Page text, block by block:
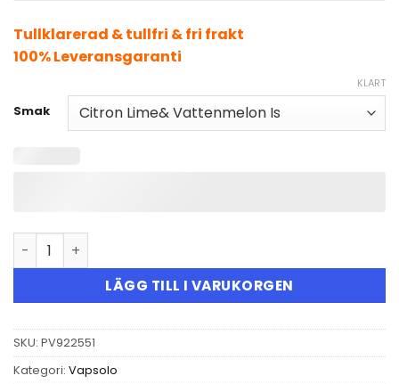
Tullklarerad & tullfri & fri frakt
100% Leveransgaranti
Smak
KLART
VapSolo Twins 20000 Puffs Dual Flavors Disposable
LÄGG TILL I VARUKORGEN
SKU: PV922551
Kategori: Vapsolo